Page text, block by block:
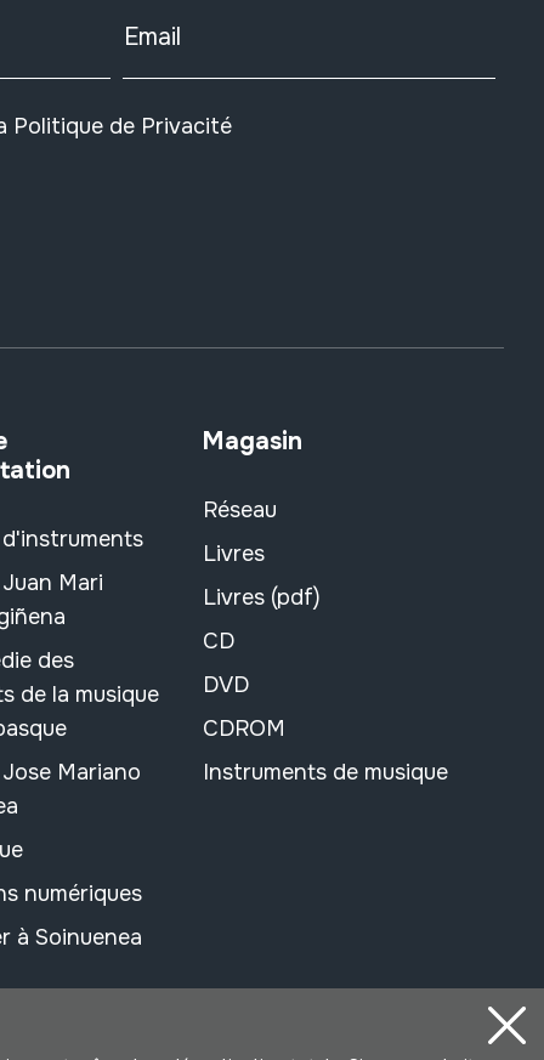
Email
Politique de Privacité
Mari
des
de la musique
Mariano
numériques
à Soinuenea
Magasin
Réseau
Livres
Livres (pdf)
CD
DVD
CDROM
Instruments de musique